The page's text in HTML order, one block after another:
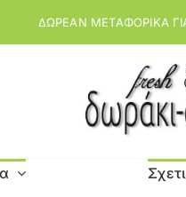
ΔΩΡΕΑΝ ΜΕΤΑΦΟΡΙΚΑ